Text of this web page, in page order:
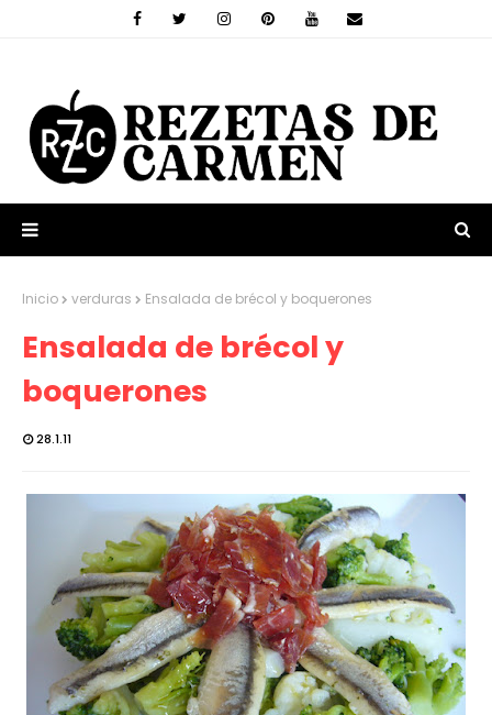
Inicio verduras Ensalada de brécol y boquerones
Ensalada de brécol y
boquerones
28.1.11